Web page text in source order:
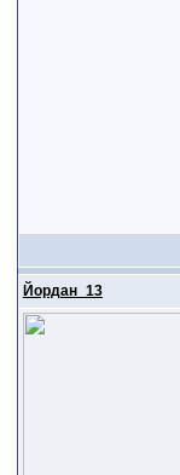
Йордан_13